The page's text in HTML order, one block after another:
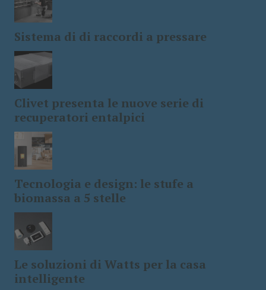
Sistema di di raccordi a pressare
Clivet presenta le nuove serie di
recuperatori entalpici
Tecnologia e design: le stufe a
biomassa a 5 stelle
Le soluzioni di Watts per la casa
intelligente